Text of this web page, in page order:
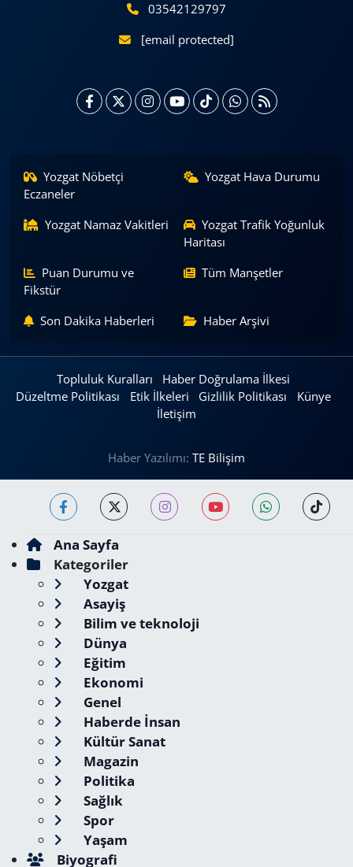
03542129797
[email protected]
Yozgat Nöbetçi
Eczaneler
Yozgat Hava Durumu
Yozgat Namaz Vakitleri
Yozgat Trafik Yoğunluk
Haritası
Puan Durumu ve
Fikstür
Tüm Manşetler
Son Dakika Haberleri Haber Arşivi
Topluluk Kuralları
Haber Doğrulama İlkesi
Düzeltme Politikası
Etik İlkeleri Gizlilik Politikası
Künye
İletişim
Haber Yazılımı: TE Bilişim
Ana Sayfa
Kategoriler
Yozgat
Asayiş
Bilim ve teknoloji
Dünya
Eğitim
Ekonomi
Genel
Haberde İnsan
Kültür Sanat
Magazin
Politika
Sağlık
Spor
Yaşam
Biyografi